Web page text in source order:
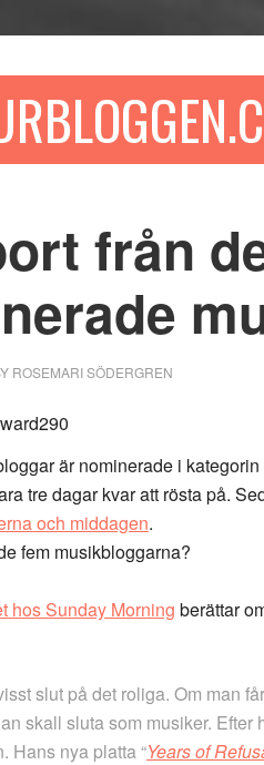
från
ROSEMARI SÖDERGREN
är nominerade i
tre dagar kvar att rösta på.
och middagen.
fem musikbloggarna?
hos Sunday Morning berättar
slut på det roliga. Om man
skall sluta som musiker.
Hans nya platta “Years of